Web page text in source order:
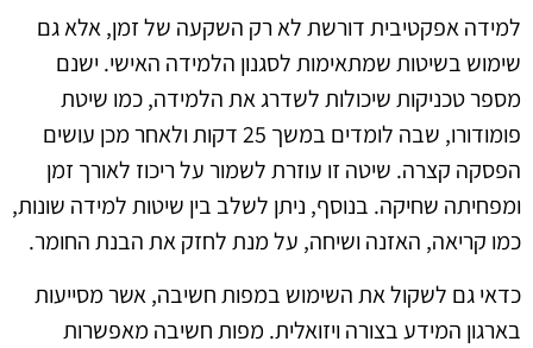
למידה אפקטיבית דורשת לא רק השקעה של זמן, אלא גם
שימוש בשיטות שמתאימות לסגנון הלמידה האישי. ישנם
מספר טכניקות שיכולות לשדרג את הלמידה, כמו שיטת
פומודורו, שבה לומדים במשך 25 דקות ולאחר מכן עושים
הפסקה קצרה. שיטה זו עוזרת לשמור על ריכוז לאורך זמן
ומפחיתה שחיקה. בנוסף, ניתן לשלב בין שיטות למידה שונות,
כמו קריאה, האזנה ושיחה, על מנת לחזק את הבנת החומר.
כדאי גם לשקול את השימוש במפות חשיבה, אשר מסייעות
בארגון המידע בצורה ויזואלית. מפות חשיבה מאפשרות